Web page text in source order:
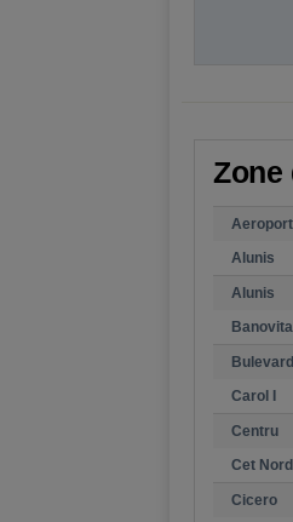
Zone
Aeroport
Alunis
Alunis
Banovita
Carol I
Centru
Cet Nord
Cicero